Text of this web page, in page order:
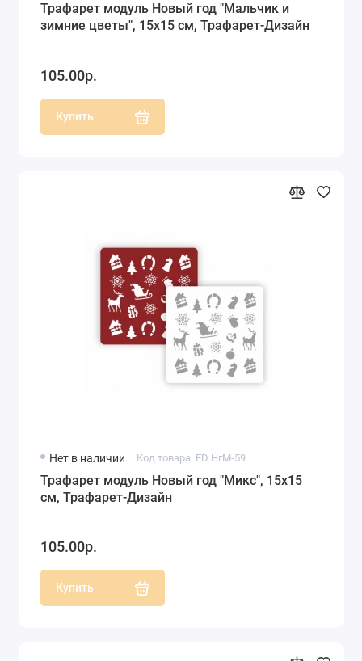
Трафарет модуль Новый год "Мальчик и
зимние цветы", 15х15 см, Трафарет-Дизайн
105.00р.
Купить
Нет в наличии Код товара: ED НгМ-59
Трафарет модуль Новый год "Микс", 15х15
см, Трафарет-Дизайн
105.00р.
Купить